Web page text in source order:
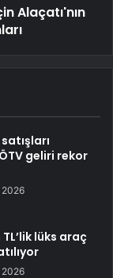
Alaçatı'nın
geliri rekor
2026
lüks araç
2026